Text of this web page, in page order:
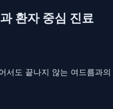
환자 중심 진료
도 끝나지 않는 여드름과